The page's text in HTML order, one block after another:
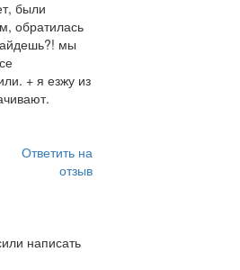
были
обратилась
мы
+ я езжу из
Ответить на
отзыв
написать